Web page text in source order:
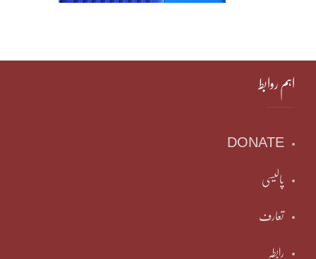
اہم روابط
DONATE
پالیسی
تعارف
رابطہ